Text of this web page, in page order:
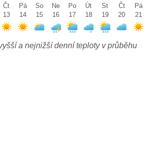
Čt
13
Pá
14
So
15
Ne
16
Po
17
Út
18
St
19
Čt
20
Pá
21
a nejnižší denní teploty v průběhu